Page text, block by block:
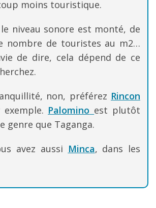
moins touristique.
niveau sonore est monté, de
nombre de touristes au m2…
de dire, cela dépend de ce
non, préférez Rincon
exemple. Palomino est plutôt
genre que Taganga.
avez aussi Minca, dans les